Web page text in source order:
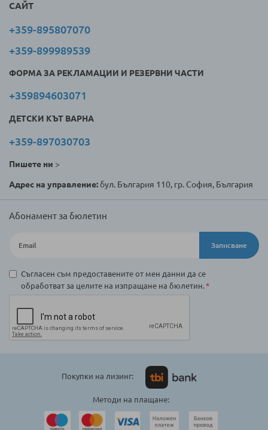
САЙТ
+359-895807070
+359-899989539
ФОРМА ЗА РЕКЛАМАЦИИ И РЕЗЕРВНИ ЧАСТИ
+359894603071
ДЕТСКИ КЪТ ВАРНА
+359-897030703
Пишете ни >
Адрес на управление:бул. България 110, гр. София, България
Абонамент за бюлетин
Записване
Съгласен съм предоставените от мен данни да се
обработват за целите на изпращане на бюлетин.
Покупки на лизинг:
Методи на плащане: